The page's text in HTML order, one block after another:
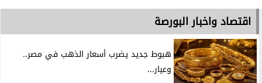
اقتصاد واخبار البورصة
هبوط جديد يضرب أسعار الذهب في مصر..
وعيار...